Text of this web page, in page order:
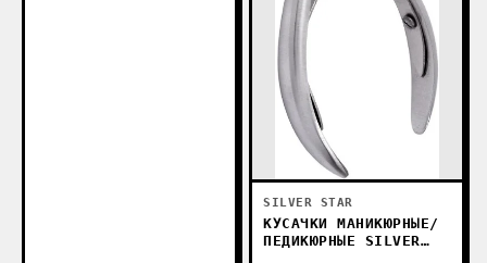
SILVER STAR
КУСАЧКИ МАНИКЮРНЫЕ/
ПЕДИКЮРНЫЕ SILVER